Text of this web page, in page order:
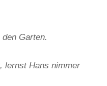
Garten.
lernst Hans nimmer